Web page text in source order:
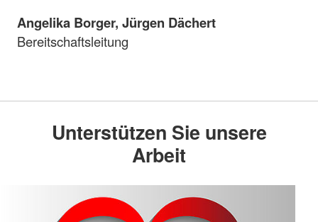
Angelika Borger, Jürgen Dächert
Bereitschaftsleitung
Unterstützen Sie unsere
Arbeit